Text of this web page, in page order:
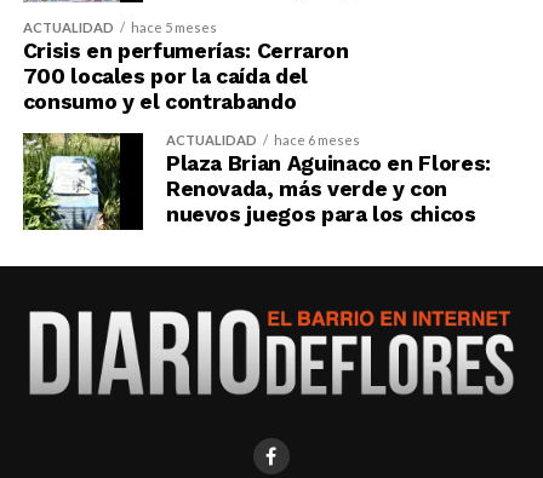
ACTUALIDAD hace 5 meses
Crisis en perfumerías: Cerraron
700 locales por la caída del
consumo y el contrabando
ACTUALIDAD hace 6 meses
Plaza Brian Aguinaco en Flores:
Renovada, más verde y con
nuevos juegos para los chicos